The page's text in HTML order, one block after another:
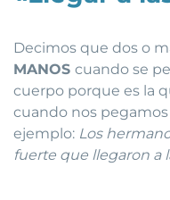
Decimos que dos o
MANOS cuando se
cuerpo porque es la
cuando nos
ejemplo: Los
fuerte que llegaron a